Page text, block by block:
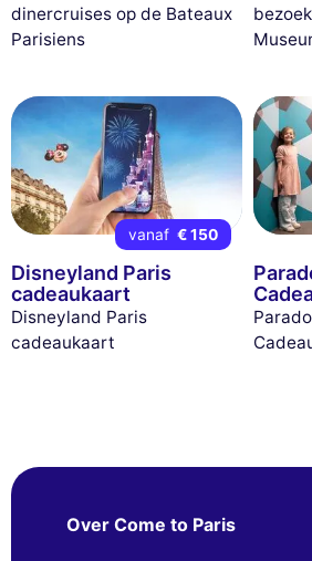
dinercruises op de Bateaux
Parisiens
vanaf € 150
Disneyland Paris
cadeaukaart
Disneyland Paris
cadeaukaart
Over Come to Paris